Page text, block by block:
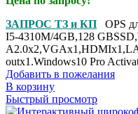
ЗАПРОС ТЗ и КП OPS
I5-4310M/4GB,128
outx1.Windows10 Pro
Добавить в пожелания
В корзину
Быстрый просмотр